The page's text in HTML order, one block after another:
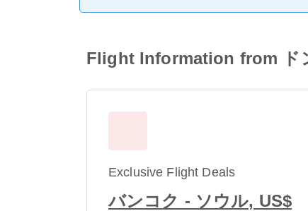
Flight Information from ド
Exclusive Flight Deals
バンコク - ソウル, US$